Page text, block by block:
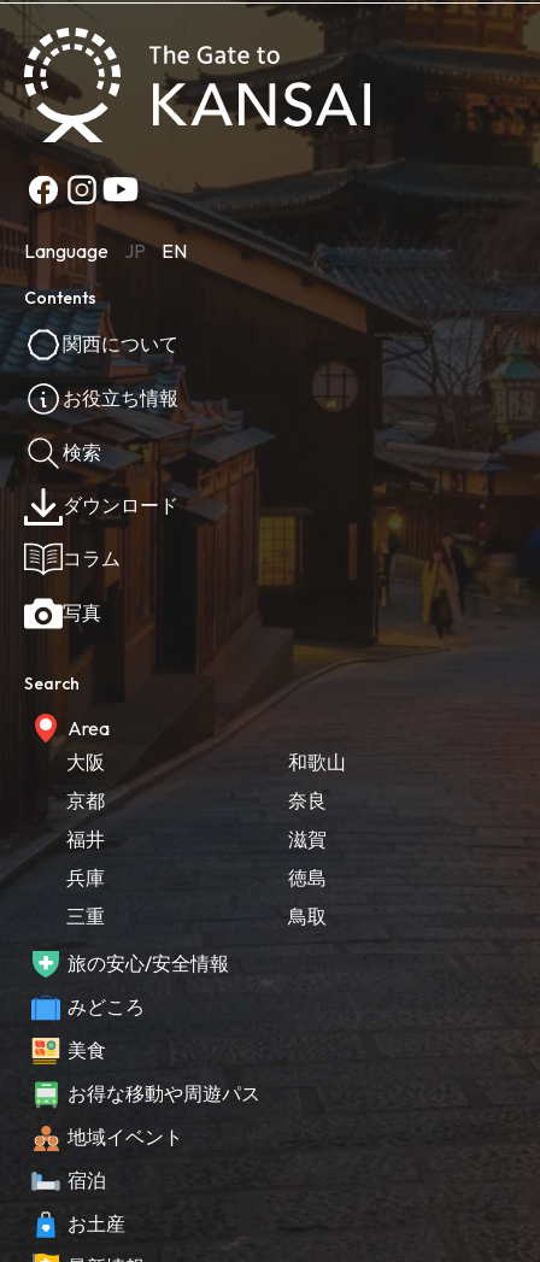
Language JP EN
Contents
関西について
お役立ち情報
検索
ダウンロード
コラム
写真
Search
Area
大阪
京都
福井
兵庫
三重
和歌山
奈良
滋賀
徳島
鳥取
旅の安心/安全情報
みどころ
美食
お得な移動や周遊パス
地域イベント
宿泊
お土産